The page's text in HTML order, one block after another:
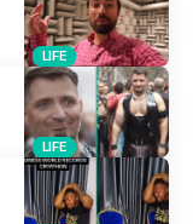
LIFE
LIFE